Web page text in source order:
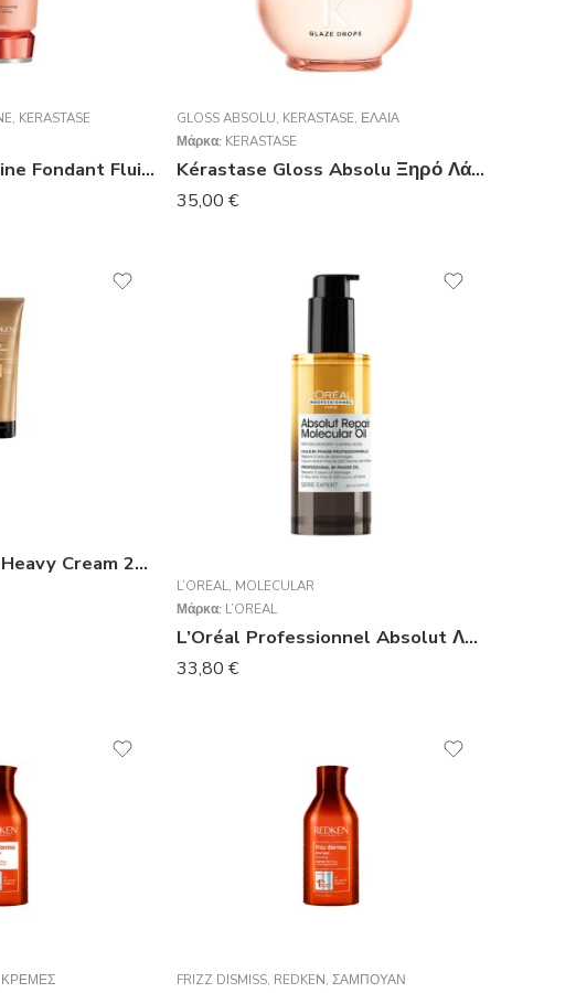
, KERASTASE
Kérastase Discipline Fondant Fluidealiste 200ml
GLOSS ABSOLU, KERASTASE, ΈΛΑΙΑ
Μάρκα: KERASTASE
Kérastase Gloss Absolu Ξηρό Λάδι Μαλλιών 45ml
35,00 €
REDKEN All Soft Heavy Cream 250ml
L’ORÉAL, MOLECULAR
Μάρκα: L’ORÉAL
L’Oréal Professionnel Absolut Λάδι Μαλλιών για Επανόρθωση κατά της Ψαλίδας 90ml
33,80 €
ΚΡΈΜΕΣ
FRIZZ DISMISS, REDKEN, ΣΑΜΠΟΥΆΝ